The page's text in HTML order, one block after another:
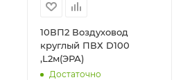
10ВП2 Воздуховод
круглый ПВХ D100
,L2м(ЭРА)
Достаточно